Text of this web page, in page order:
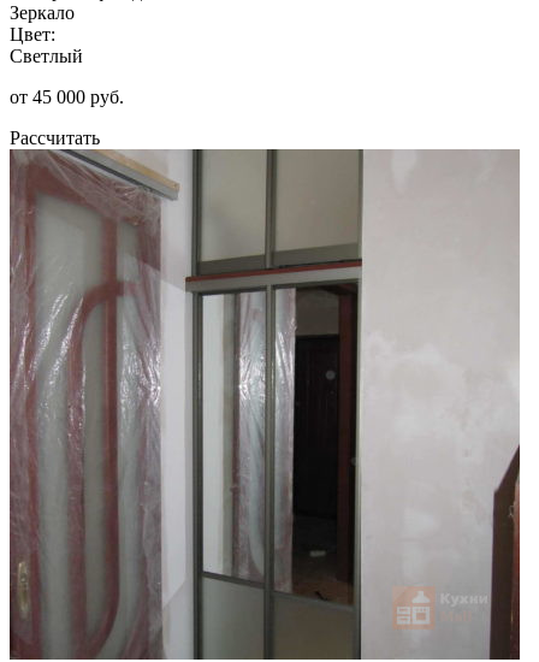
Зеркало
Цвет:
Светлый
от 45 000 руб.
Рассчитать